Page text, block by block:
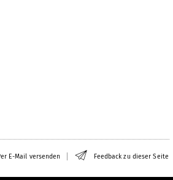
E-Mail versenden Feedback zu dieser Seite